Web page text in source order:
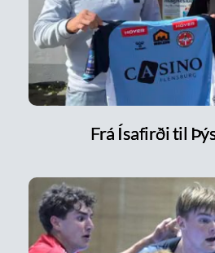
Frá Ísafirði til